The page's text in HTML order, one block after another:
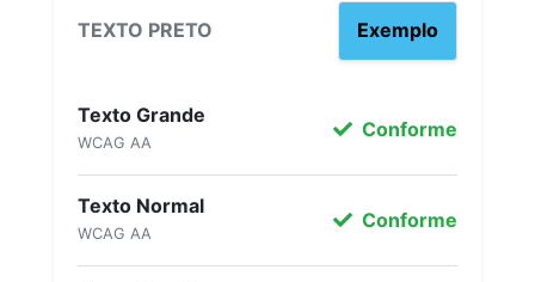
TEXTO PRETO Exemplo
Texto Grande
WCAG AA
Conforme
Texto Normal
WCAG AA
Conforme